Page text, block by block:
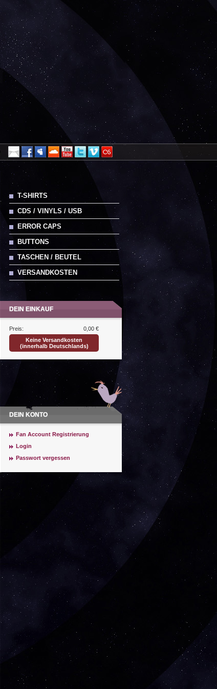
T-SHIRTS
CDS / VINYLS / USB
ERROR CAPS
BUTTONS
TASCHEN / BEUTEL
VERSANDKOSTEN
DEIN EINKAUF
Preis:
0,00 €
Keine Versandkosten
(innerhalb Deutschlands)
DEIN KONTO
Fan Account Registrierung
Login
Passwort vergessen